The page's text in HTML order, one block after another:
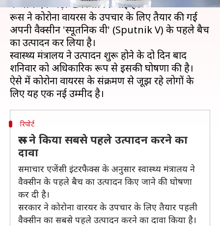
के बीच एक बड़ी खबर सामने आई है।
रूस ने कोरोना वायरस के उपचार के लिए तैयार की गई
अपनी वैक्सीन 'स्पूतनिक वी' (Sputnik V) के पहले बैच
का उत्पादन कर लिया है।
स्वास्थ्य मंत्रालय ने उत्पादन शुरू होने के दो दिन बाद
शनिवार को अधिकारिक रूप से इसकी घोषणा की है।
ऐसे में कोरोना वायरस के संक्रमण से जूझ रहे लोगों के
रिपोर्ट
रूस ने किया सबसे पहले उत्पादन करने का
दावा
समाचार एजेंसी इंटरफैक्स के अनुसार स्वास्थ्य मंत्रालय ने
वैक्सीन के पहले बैच का उत्पादन किए जाने की घोषणा
कर दी है।
सरकार ने कोरोना वारयर के उपचार के लिए तैयार पहली
वैक्सीन का सबसे पहले उत्पादन करने का दावा किया है।